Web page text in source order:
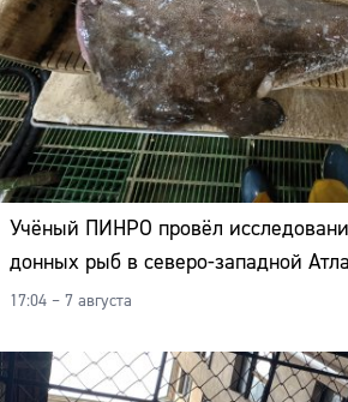
Учёный ПИНРО провёл
донных рыб в северо-западной
17:04 – 7 августа
Адрес:
Телефон: